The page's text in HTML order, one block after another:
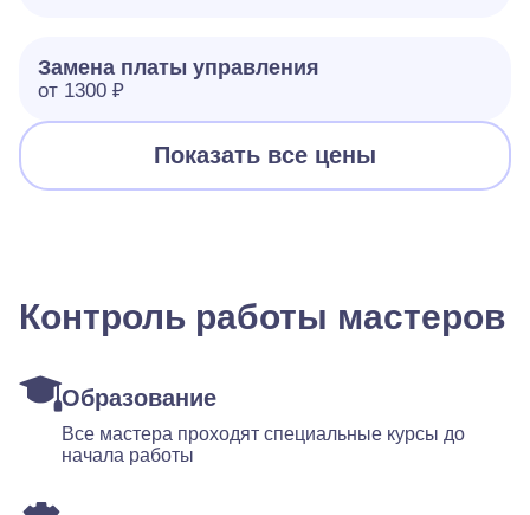
Замена платы управления
от 1300 ₽
Показать все цены
Контроль работы мастеров
Образование
Все мастера проходят специальные курсы до
начала работы